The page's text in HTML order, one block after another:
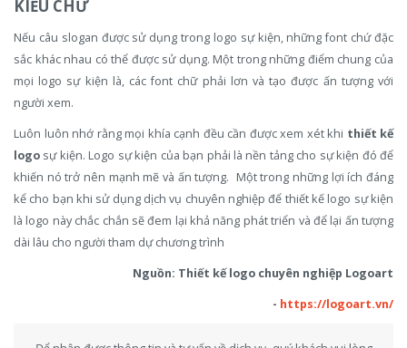
KIỂU CHỮ
Nếu câu slogan được sử dụng trong logo sự kiện, những font chứ đặc
sắc khác nhau có thể được sử dụng. Một trong những điểm chung của
mọi logo sự kiện là, các font chữ phải lơn và tạo được ấn tượng với
người xem.
Luôn luôn nhớ rằng mọi khía cạnh đều cần được xem xét khi thiết kế
logo sự kiện. Logo sự kiện của bạn phải là nền tảng cho sự kiện đó để
khiến nó trở nên mạnh mẽ và ấn tượng. Một trong những lợi ích đáng
kể cho bạn khi sử dụng dịch vụ chuyên nghiệp để thiết kế logo sự kiện
là logo này chắc chắn sẽ đem lại khả năng phát triển và để lại ấn tượng
dài lâu cho người tham dự chương trình
Nguồn: Thiết kế logo chuyên nghiệp Logoart
- https://logoart.vn/